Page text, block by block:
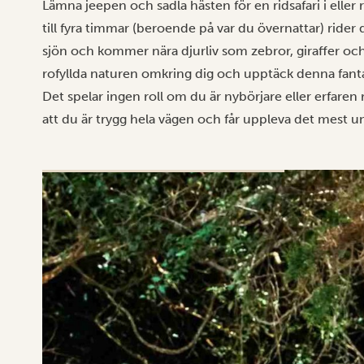
Lämna jeepen och sadla hästen för en rid­safari i
till fyra timmar (beroende på var du övernattar)
sjön och kommer nära djurliv som zebror, giraffer
rofyllda naturen omkring dig och upptäck denna
Det spelar ingen roll om du är nybörjare eller
att du är trygg hela vägen och får uppleva det mest